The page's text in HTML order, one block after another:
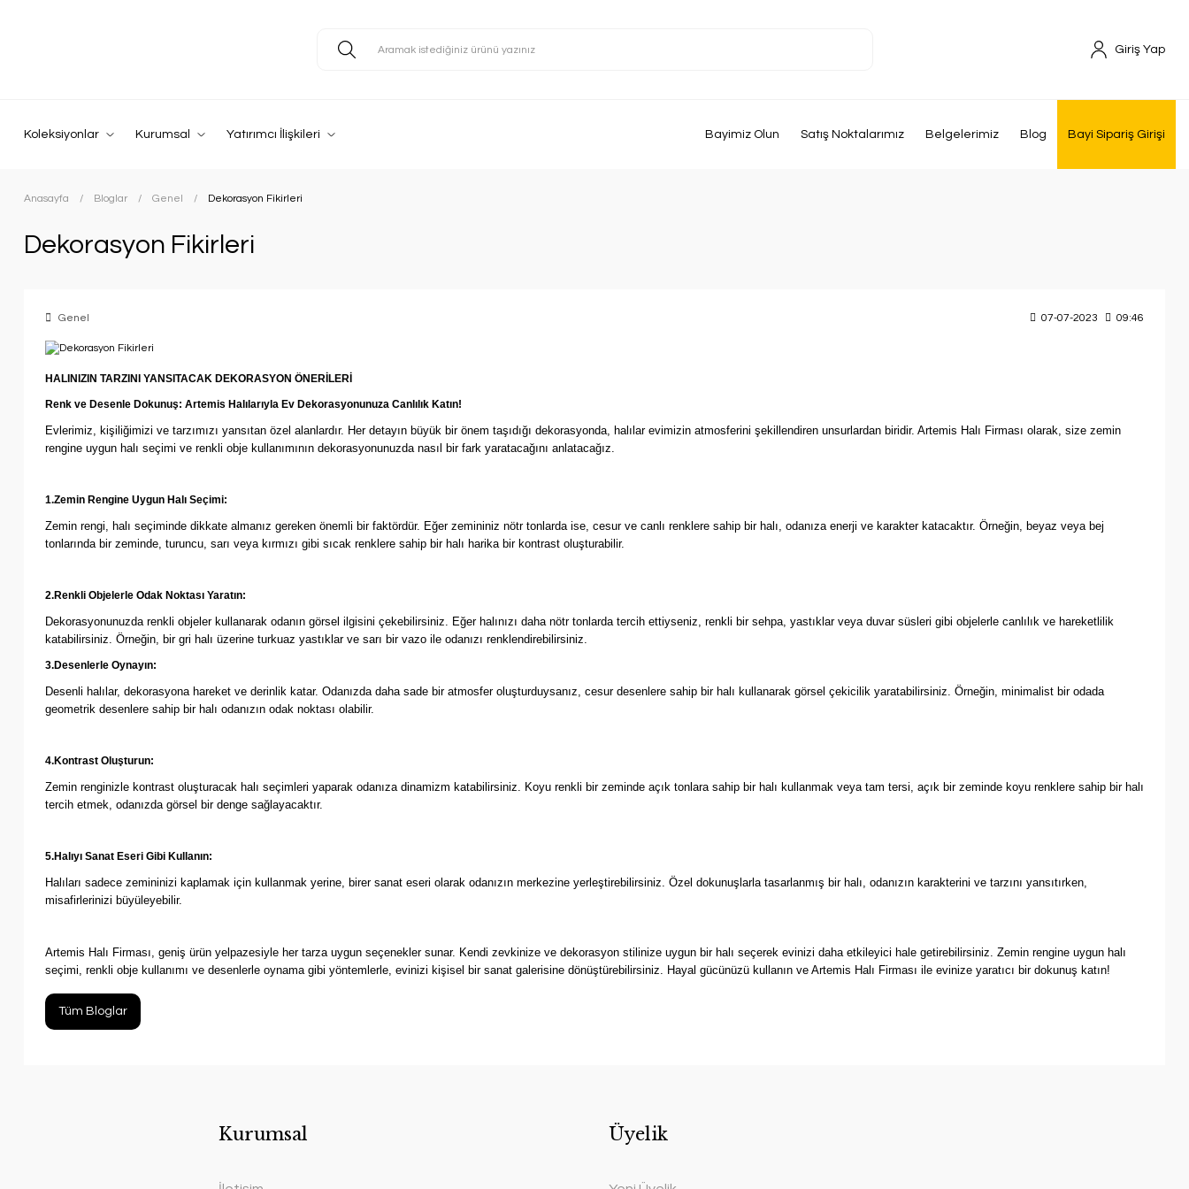
Giriş Yap
Koleksiyonlar Kurumsal Yatırımcı İlişkileri Bayimiz Olun Satış Noktalarımız Belgelerimiz Blog Bayi Sipariş Girişi
Anasayfa Bloglar Genel Dekorasyon Fikirleri
Dekorasyon Fikirleri
Genel 07-07-2023 09:46
HALINIZIN TARZINI YANSITACAK DEKORASYON ÖNERİLERİ
Renk ve Desenle Dokunuş: Artemis Halılarıyla Ev Dekorasyonunuza Canlılık Katın!
Evlerimiz, kişiliğimizi ve tarzımızı yansıtan özel alanlardır. Her detayın büyük bir önem taşıdığı dekorasyonda, halılar evimizin atmosferini şekillendiren unsurlardan biridir. Artemis Halı Firması olarak, size zemin
rengine uygun halı seçimi ve renkli obje kullanımının dekorasyonunuzda nasıl bir fark yaratacağını anlatacağız.
1.Zemin Rengine Uygun Halı Seçimi:
Zemin rengi, halı seçiminde dikkate almanız gereken önemli bir faktördür. Eğer zemininiz nötr tonlarda ise, cesur ve canlı renklere sahip bir halı, odanıza enerji ve karakter katacaktır. Örneğin, beyaz veya bej
tonlarında bir zeminde, turuncu, sarı veya kırmızı gibi sıcak renklere sahip bir halı harika bir kontrast oluşturabilir.
2.Renkli Objelerle Odak Noktası Yaratın:
Dekorasyonunuzda renkli objeler kullanarak odanın görsel ilgisini çekebilirsiniz. Eğer halınızı daha nötr tonlarda tercih ettiyseniz, renkli bir sehpa, yastıklar veya duvar süsleri gibi objelerle canlılık ve hareketlilik
katabilirsiniz. Örneğin, bir gri halı üzerine turkuaz yastıklar ve sarı bir vazo ile odanızı renklendirebilirsiniz.
3.Desenlerle Oynayın:
Desenli halılar, dekorasyona hareket ve derinlik katar. Odanızda daha sade bir atmosfer oluşturduysanız, cesur desenlere sahip bir halı kullanarak görsel çekicilik yaratabilirsiniz. Örneğin, minimalist bir odada
geometrik desenlere sahip bir halı odanızın odak noktası olabilir.
4.Kontrast Oluşturun:
Zemin renginizle kontrast oluşturacak halı seçimleri yaparak odanıza dinamizm katabilirsiniz. Koyu renkli bir zeminde açık tonlara sahip bir halı kullanmak veya tam tersi, açık bir zeminde koyu renklere sahip bir halı
tercih etmek, odanızda görsel bir denge sağlayacaktır.
5.Halıyı Sanat Eseri Gibi Kullanın:
Halıları sadece zemininizi kaplamak için kullanmak yerine, birer sanat eseri olarak odanızın merkezine yerleştirebilirsiniz. Özel dokunuşlarla tasarlanmış bir halı, odanızın karakterini ve tarzını yansıtırken,
misafirlerinizi büyüleyebilir.
Artemis Halı Firması, geniş ürün yelpazesiyle her tarza uygun seçenekler sunar. Kendi zevkinize ve dekorasyon stilinize uygun bir halı seçerek evinizi daha etkileyici hale getirebilirsiniz. Zemin rengine uygun halı
seçimi, renkli obje kullanımı ve desenlerle oynama gibi yöntemlerle, evinizi kişisel bir sanat galerisine dönüştürebilirsiniz. Hayal gücünüzü kullanın ve Artemis Halı Firması ile evinize yaratıcı bir dokunuş katın!
Tüm Bloglar
Kurumsal Üyelik